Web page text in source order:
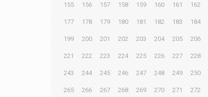
155 156 157 158 159 160 161 162
177 178 179 180 181 182 183 184
199 200 201 202 203 204 205 206
221 222 223 224 225 226 227 228
243 244 245 246 247 248 249 250
265 266 267 268 269 270 271 272